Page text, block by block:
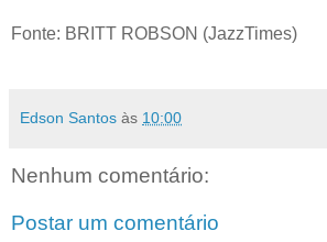
Fonte: BRITT ROBSON (JazzTimes)
Edson Santos às 10:00
Nenhum comentário:
Postar um comentário